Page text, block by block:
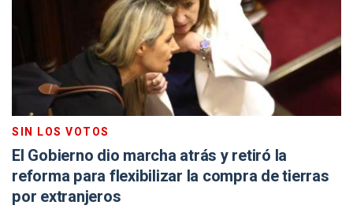
SIN LOS VOTOS
El Gobierno dio marcha atrás y retiró la
reforma para flexibilizar la compra de tierras
por extranjeros